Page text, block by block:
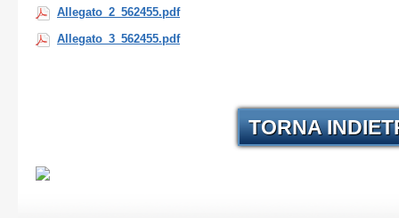
Allegato_2_562455.pdf
Allegato_3_562455.pdf
TORNA